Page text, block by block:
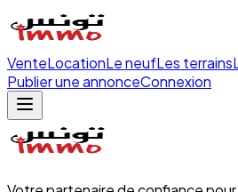
VenteLocationLe neufLes terrains
Publier une annonceConnexion